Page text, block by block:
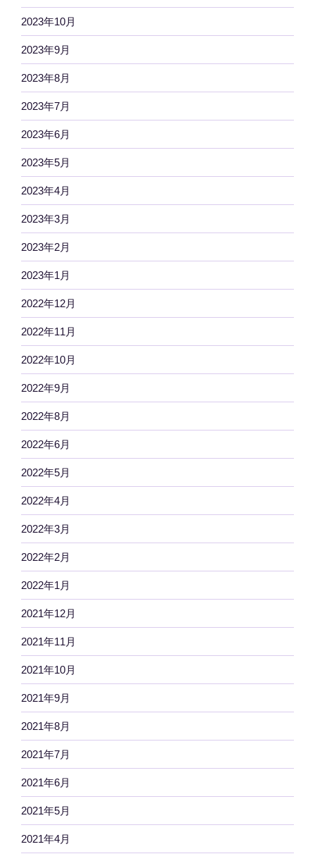
2023年10月
2023年9月
2023年8月
2023年7月
2023年6月
2023年5月
2023年4月
2023年3月
2023年2月
2023年1月
2022年12月
2022年11月
2022年10月
2022年9月
2022年8月
2022年6月
2022年5月
2022年4月
2022年3月
2022年2月
2022年1月
2021年12月
2021年11月
2021年10月
2021年9月
2021年8月
2021年7月
2021年6月
2021年5月
2021年4月